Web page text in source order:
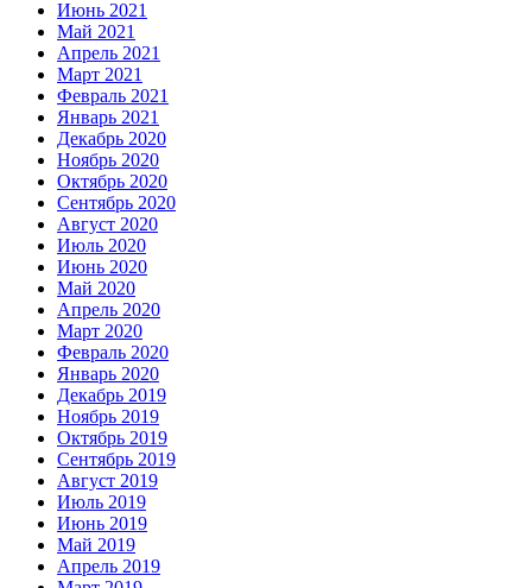
Июнь 2021
Май 2021
Апрель 2021
Март 2021
Февраль 2021
Январь 2021
Декабрь 2020
Ноябрь 2020
Октябрь 2020
Сентябрь 2020
Август 2020
Июль 2020
Июнь 2020
Май 2020
Апрель 2020
Март 2020
Февраль 2020
Январь 2020
Декабрь 2019
Ноябрь 2019
Октябрь 2019
Сентябрь 2019
Август 2019
Июль 2019
Июнь 2019
Май 2019
Апрель 2019